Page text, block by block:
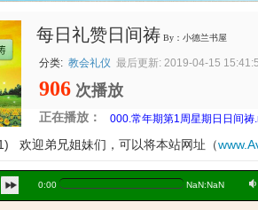
每日礼赞日间祷 By：小德兰书屋
分类: 教会礼仪 最后更新: 2019-04-15
906 次播放
正在播放：
欢迎弟兄姐妹们，可以将本站网址（
0:00 NaN:NaN a
000.常年期第1周星期日日间祷